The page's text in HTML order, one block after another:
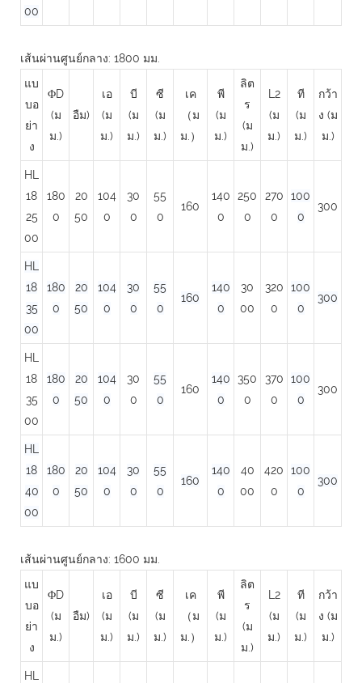
00
เส้นผ่านศูนย์กลาง: 1800 มม.
แบ
บอ
ย่า
ง
ΦD
(ม
ม.)
อืม)
เอ
(ม
ม.)
บี
(ม
ม.)
ซี
(ม
ม.)
เค
（ม
ม.）
พี
(ม
ม.)
ลิต
ร
(ม
ม.)
L2
(ม
ม.)
ที
(ม
ม.)
กว้า
ง (ม
ม.)
HL
18
25
00
180
0
20
50
104
0
30
0
55
0
160
140
0
250
0
270
0
100
0
300
HL
18
35
00
180
0
20
50
104
0
30
0
55
0
160
140
0
30
00
320
0
100
0
300
HL
18
35
00
180
0
20
50
104
0
30
0
55
0
160
140
0
350
0
370
0
100
0
300
HL
18
40
00
180
0
20
50
104
0
30
0
55
0
160
140
0
40
00
420
0
100
0
300
เส้นผ่านศูนย์กลาง: 1600 มม.
แบ
บอ
ย่า
ง
ΦD
(ม
ม.)
อืม)
เอ
(ม
ม.)
บี
(ม
ม.)
ซี
(ม
ม.)
เค
（ม
ม.）
พี
(ม
ม.)
ลิต
ร
(ม
ม.)
L2
(ม
ม.)
ที
(ม
ม.)
กว้า
ง (ม
ม.)
HL